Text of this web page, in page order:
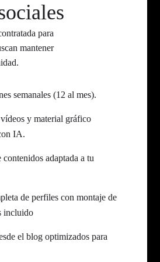
para
mantener
semanales (12 al mes).
y material gráfico
IA.
contenidos adaptada a tu
de perfiles con montaje de
incluido
el blog optimizados para